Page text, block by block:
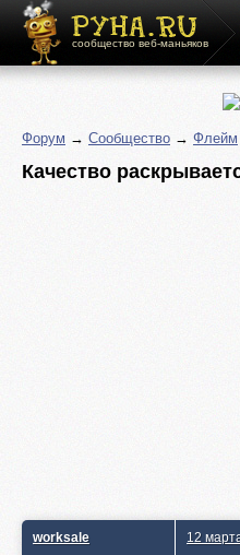
сообщество веб-маньяков
Форум → Сообщество → Флейм
Качество
worksale 12